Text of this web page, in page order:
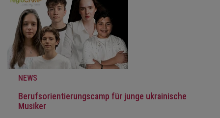
NEWS
Berufsorientierungscamp für junge ukrainische
Musiker